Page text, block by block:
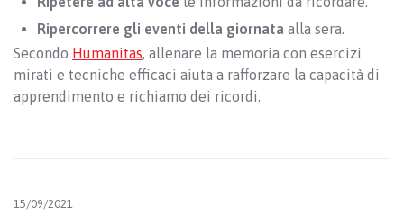
Ripercorrere gli eventi della giornata alla sera.
Secondo Humanitas, allenare la memoria con esercizi
mirati e tecniche efficaci aiuta a rafforzare la capacità di
apprendimento e richiamo dei ricordi.
15/09/2021